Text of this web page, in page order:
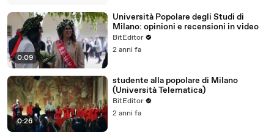
0:09
Università Popolare degli Studi di
Milano: opinioni e recensioni in video
BitEditor
2 anni fa
0:26
studente alla popolare di Milano
(Università Telematica)
BitEditor
2 anni fa